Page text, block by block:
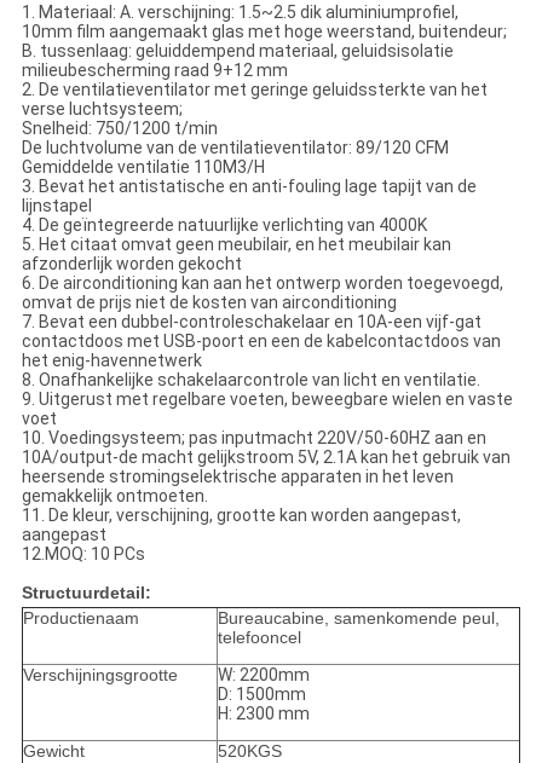
1. Materiaal: A. verschijning: 1.5~2.5 dik aluminiumprofiel,
10mm film aangemaakt glas met hoge weerstand, buitendeur;
B. tussenlaag: geluiddempend materiaal, geluidsisolatie
milieubescherming raad 9+12 mm
2. De ventilatieventilator met geringe geluidssterkte van het
verse luchtsysteem;
Snelheid: 750/1200 t/min
De luchtvolume van de ventilatieventilator: 89/120 CFM
Gemiddelde ventilatie 110M3/H
3. Bevat het antistatische en anti-fouling lage tapijt van de
lijnstapel
4. De geïntegreerde natuurlijke verlichting van 4000K
5. Het citaat omvat geen meubilair, en het meubilair kan
afzonderlijk worden gekocht
6. De airconditioning kan aan het ontwerp worden toegevoegd,
omvat de prijs niet de kosten van airconditioning
7. Bevat een dubbel-controleschakelaar en 10A-een vijf-gat
contactdoos met USB-poort en een de kabelcontactdoos van
het enig-havennetwerk
8. Onafhankelijke schakelaarcontrole van licht en ventilatie.
9. Uitgerust met regelbare voeten, beweegbare wielen en vaste
voet
10. Voedingsysteem; pas inputmacht 220V/50-60HZ aan en
10A/output-de macht gelijkstroom 5V, 2.1A kan het gebruik van
heersende stromingselektrische apparaten in het leven
gemakkelijk ontmoeten.
11. De kleur, verschijning, grootte kan worden aangepast,
aangepast
12.MOQ: 10 PCs
Structuurdetail:
Productienaam
Bureaucabine, samenkomende peul,
telefooncel
Verschijningsgrootte
W: 2200mm
D: 1500mm
H: 2300 mm
Gewicht
520KGS